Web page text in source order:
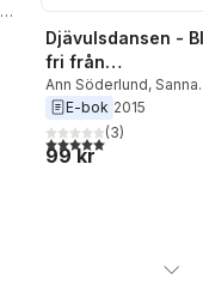
Djävulsdansen -
fri från
medberoende
Ann Söderlund, Sanna
Lundell
E-bok 2015
5,0utav 5 stjärnor.
(3)
99 kr